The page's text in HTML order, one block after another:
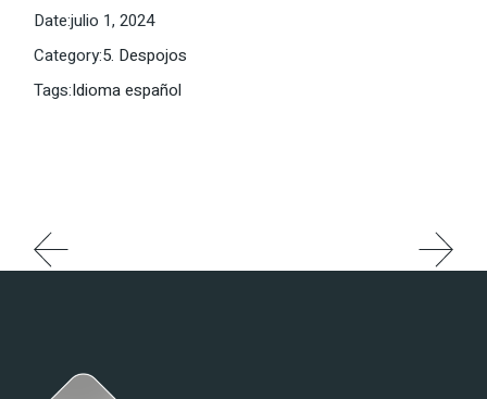
Date:julio 1, 2024
Category:5. Despojos
Tags:Idioma español